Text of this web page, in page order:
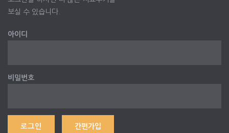
보실 수 있습니다.
아이디
비밀번호
간편가입